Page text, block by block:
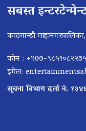
सबस्त
काठमान्डौ
फोन : +९७७-९८५१०८२२७५
इमेल:
सूचना विभाग दर्ता नं.